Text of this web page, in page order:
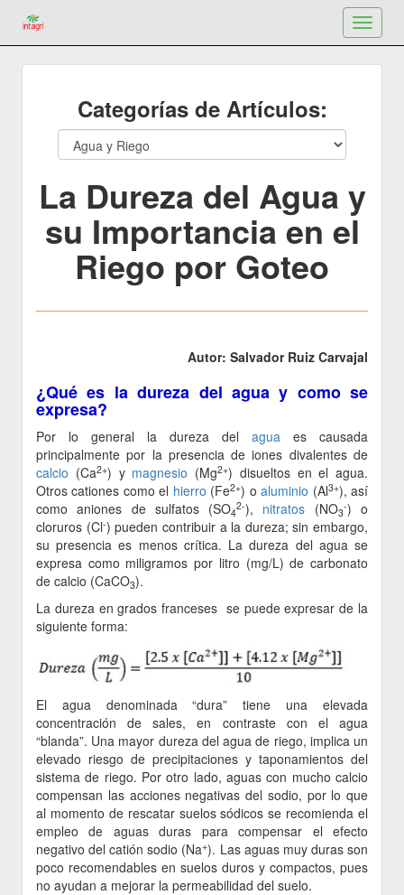
Toggle
Categorías de Artículos:
La Dureza del Agua y
su Importancia en el
Riego por Goteo
Autor: Salvador Ruiz Carvajal
¿Qué es la dureza del agua y como se
expresa?
Por lo general la dureza del agua es causada
principalmente por la presencia de iones divalentes de
calcio (Ca2+) y magnesio (Mg2+) disueltos en el agua.
Otros cationes como el hierro (Fe2+) oaluminio (Al3+), así
como aniones de sulfatos (SO4
2-), nitratos (NO3
-) o
cloruros (Cl-) pueden contribuir a la dureza; sin embargo,
su presencia es menos crítica. La dureza del agua se
expresa como miligramos por litro (mg/L) de carbonato
de calcio (CaCO3).
La dureza en grados franceses se puede expresar de la
siguiente forma:
El agua denominada “dura” tiene una elevada
concentración de sales, en contraste con el agua
“blanda”. Una mayor dureza del agua de riego, implica un
elevado riesgo de precipitaciones y taponamientos del
sistema de riego. Por otro lado, aguas con mucho calcio
compensan las acciones negativas del sodio, por lo que
al momento de rescatar suelos sódicos se recomienda el
empleo de aguas duras para compensar el efecto
negativo del catión sodio (Na+). Las aguas muy duras son
poco recomendables en suelos duros y compactos, pues
no ayudan a mejorar la permeabilidad del suelo.